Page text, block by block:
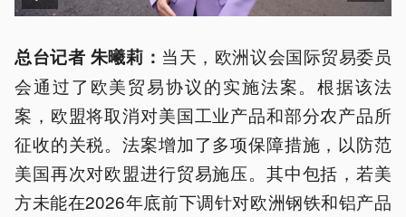
总台记者 朱曦莉： 当天，欧洲议会国际贸易委员
会通过了欧美贸易协议的实施法案。根据该法
案，欧盟将取消对美国工业产品和部分农产品所
征收的关税。法案增加了多项保障措施，以防范
美国再次对欧盟进行贸易施压。其中包括，若美
方未能在2026年底前下调针对欧洲钢铁和铝产品